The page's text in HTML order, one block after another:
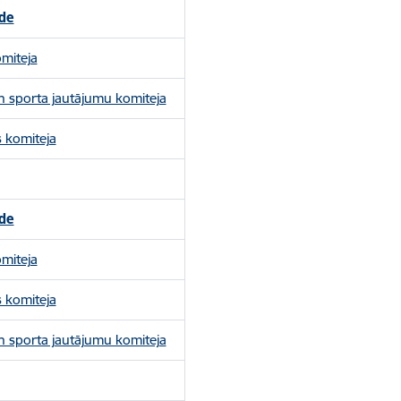
sporta jautājumu komiteja
komiteja
komiteja
sporta jautājumu komiteja